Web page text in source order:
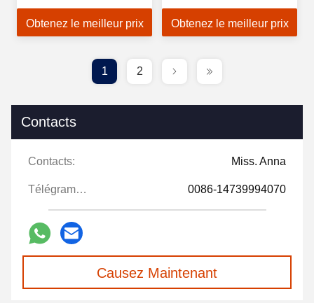
mariage personnalisé et
permanent
Obtenez le meilleur prix
colorées mobiles - Art
métallique moderne pour
Obtenez le meilleur prix
1 2
Contacts
Contacts: Miss. Anna
Télégramme: 0086-14739994070
Causez Maintenant